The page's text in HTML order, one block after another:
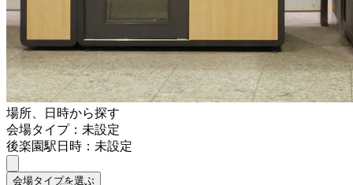
場所、日時から探す
会場タイプ：未設定
後楽園駅日時：未設定
会場タイプを選ぶ